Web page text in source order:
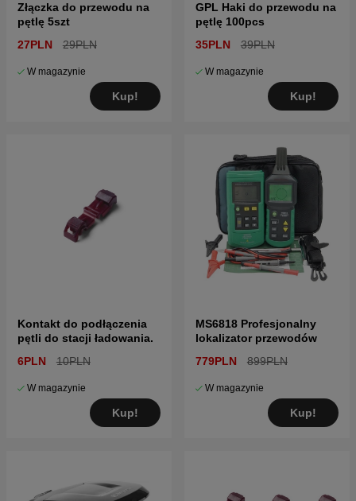
Złączka do przewodu na
pętlę 5szt
27PLN
29PLN
W magazynie
Kup!
GPL Haki do przewodu na
pętlę 100pcs
35PLN
39PLN
W magazynie
Kup!
Kontakt do podłączenia
pętli do stacji ładowania.
6PLN
10PLN
W magazynie
Kup!
MS6818 Profesjonalny
lokalizator przewodów
779PLN
899PLN
W magazynie
Kup!